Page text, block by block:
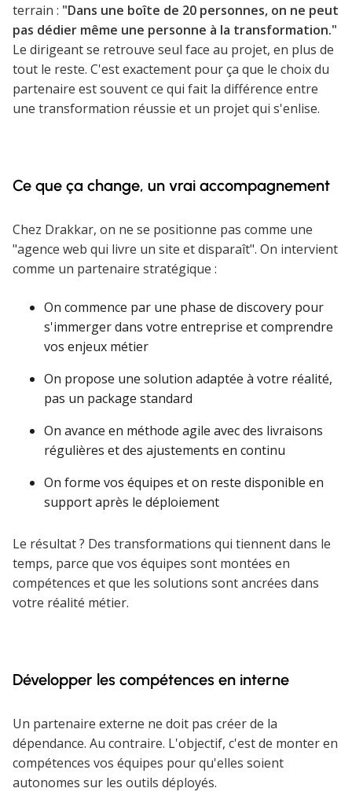
terrain : "Dans une boîte de 20 personnes, on ne peut
pas dédier même une personne à la transformation."
Le dirigeant se retrouve seul face au projet, en plus de
tout le reste. C'est exactement pour ça que le choix du
partenaire est souvent ce qui fait la différence entre
une transformation réussie et un projet qui s'enlise.
Ce que ça change, un vrai accompagnement
Chez Drakkar, on ne se positionne pas comme une
"agence web qui livre un site et disparaît". On intervient
comme un partenaire stratégique :
On commence par une phase de discovery pour
s'immerger dans votre entreprise et comprendre
vos enjeux métier
On propose une solution adaptée à votre réalité,
pas un package standard
On avance en méthode agile avec des livraisons
régulières et des ajustements en continu
On forme vos équipes et on reste disponible en
support après le déploiement
Le résultat ? Des transformations qui tiennent dans le
temps, parce que vos équipes sont montées en
compétences et que les solutions sont ancrées dans
votre réalité métier.
Développer les compétences en interne
Un partenaire externe ne doit pas créer de la
dépendance. Au contraire. L'objectif, c'est de monter en
compétences vos équipes pour qu'elles soient
autonomes sur les outils déployés.